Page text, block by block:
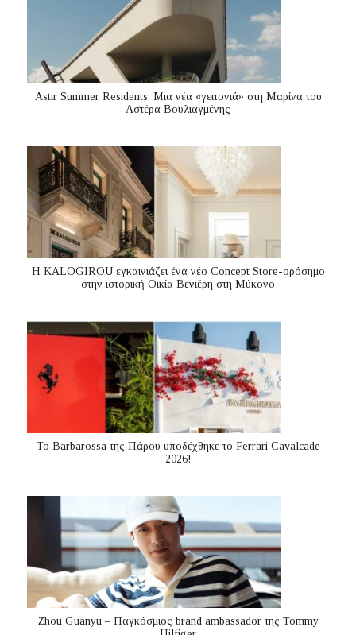
Astir Summer Residents: Μια νέα «γειτονιά» στη Μαρίνα του
Αστέρα Βουλιαγμένης
Η KALOGIROU εγκαινιάζει ένα νέο Concept Store-ορόσημο
στην ιστορική Οικία Βενιέρη στη Μύκονο
Το Barbarossa της Πάρου υποδέχθηκε το Ferrari Cavalcade
2026!
Zhou Guanyu – Παγκόσμιος brand ambassador της Tommy